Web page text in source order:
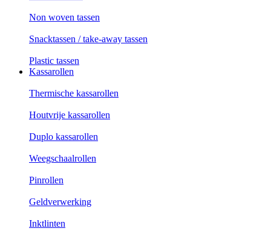
Non woven tassen
Snacktassen / take-away tassen
Plastic tassen
Kassarollen
Thermische kassarollen
Houtvrije kassarollen
Duplo kassarollen
Weegschaalrollen
Pinrollen
Geldverwerking
Inktlinten